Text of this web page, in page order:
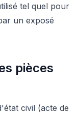
tel quel pour
un exposé
pièces
civil (acte de